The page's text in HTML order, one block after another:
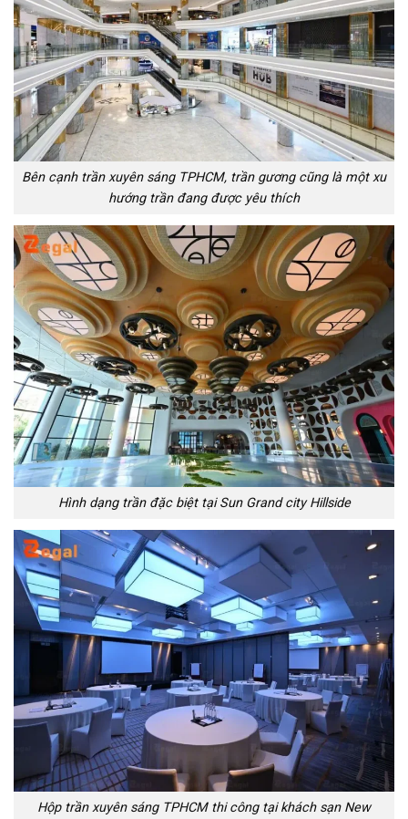
Bên cạnh trần xuyên sáng TPHCM, trần gương cũng là một xu
hướng trần đang được yêu thích
Hình dạng trần đặc biệt tại Sun Grand city Hillside
Hộp trần xuyên sáng TPHCM thi công tại khách sạn New